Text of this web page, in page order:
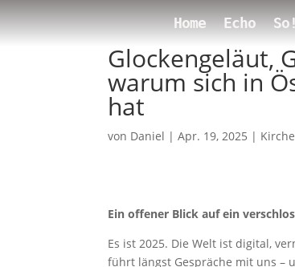
Home Echo
Glockengeläut,
warum sich in
hat
von Daniel |Apr. 19, 2025 |
Ein offener Blick auf ein
Es ist 2025. Die Welt ist digital,
führt längst Gespräche mit uns –